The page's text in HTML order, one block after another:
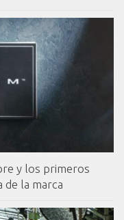
y los primeros
de la marca